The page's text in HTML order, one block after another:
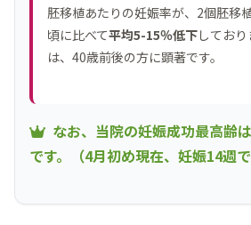
胚移植あたりの妊娠率が、2個胚移
頃に比べて平均5-15％低下してお
は、40歳前後の方に顕著です。
なお、当院の妊娠成功最高齢
です。（4月初め現在、妊娠14週で